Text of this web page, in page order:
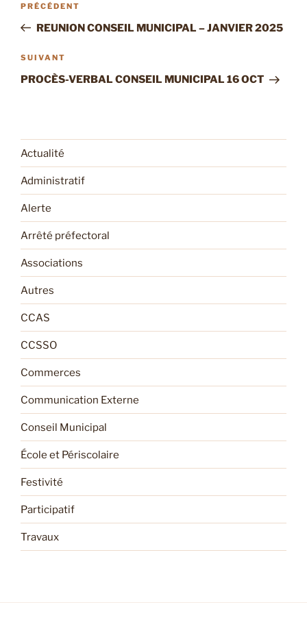
l’article
Article
précédent
PRÉCÉDENT
REUNION CONSEIL MUNICIPAL – JANVIER 2025
Article
suivant
SUIVANT
PROCÈS-VERBAL CONSEIL MUNICIPAL 16 OCT
Actualité
Administratif
Alerte
Arrêté préfectoral
Associations
Autres
CCAS
CCSSO
Commerces
Communication Externe
Conseil Municipal
École et Périscolaire
Festivité
Participatif
Travaux